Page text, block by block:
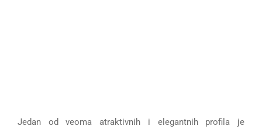
Jedan od veoma atraktivnih i elegantnih profila je